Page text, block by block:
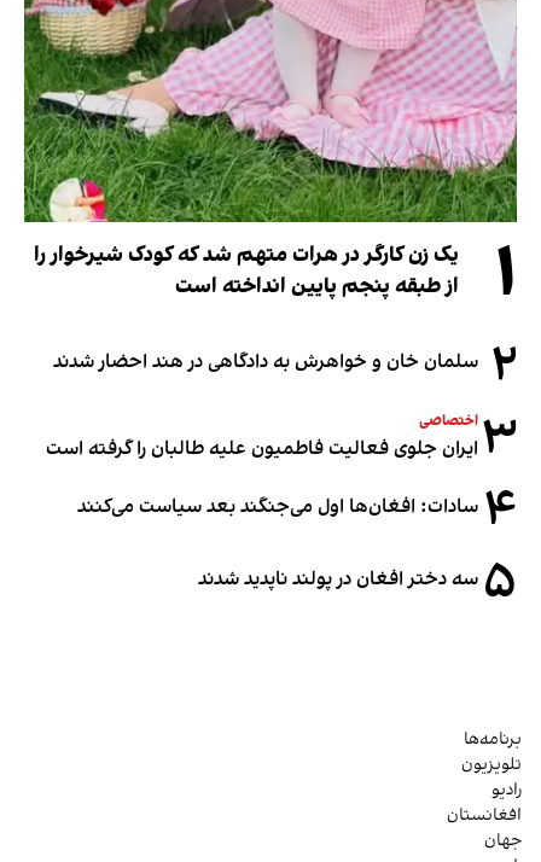
۱
یک زن کارگر در هرات متهم شد که کودک شیرخوار را
از طبقه پنجم پایین انداخته است
۲ سلمان خان و خواهرش به دادگاهی در هند احضار شدند
۳ اختصاصی
ایران جلوی فعالیت فاطمیون علیه طالبان را گرفته است
۴ سادات: افغان‌ها اول می‌جنگند بعد سیاست می‌کنند
۵ سه دختر افغان در پولند ناپدید شدند
برنامه‌ها
تلویزیون
رادیو
افغانستان
جهان